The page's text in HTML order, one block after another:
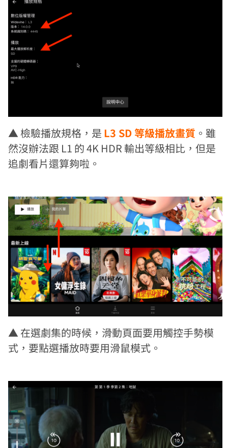
▲ 檢驗播放規格，是 L3 SD 等級播放畫質 。雖
然沒辦法跟 L1 的 4K HDR 輸出等級相比，但是
追劇看片還算夠啦。
▲ 在選劇集的時候，滑動頁面要用觸控手勢模
式，要點選播放時要用滑鼠模式。